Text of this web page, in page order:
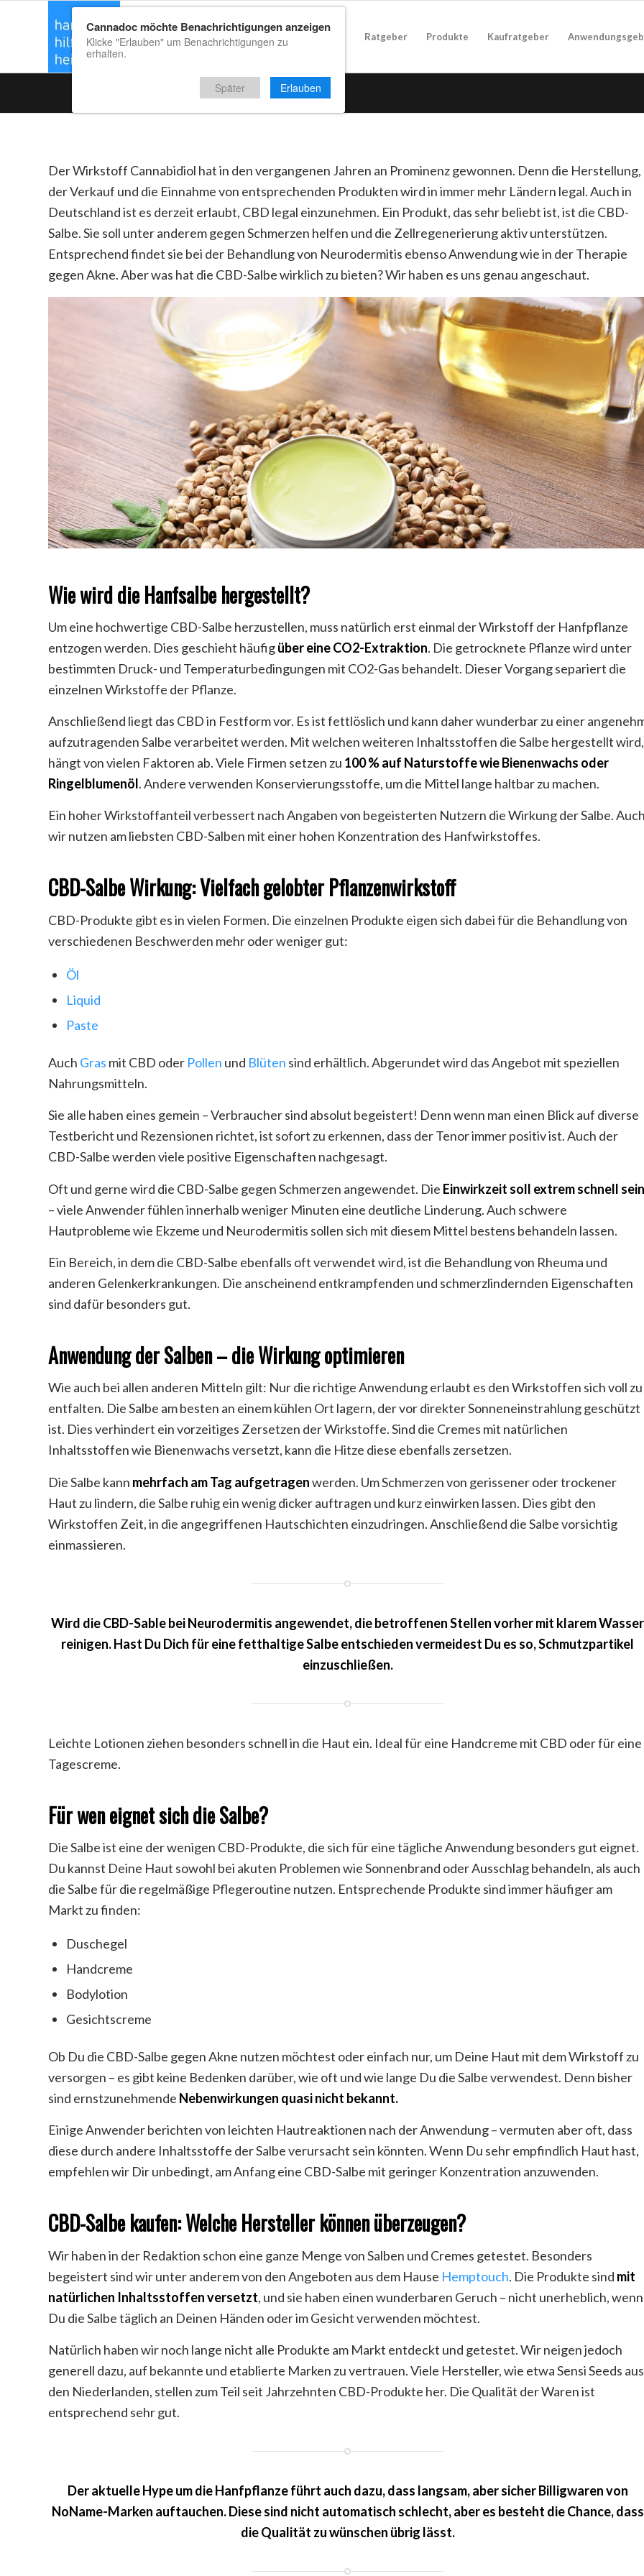
CBD Kaufratgeber Ratgeber Produkte Kaufratgeber
Der Wirkstoff Cannabidiol hat in den vergangenen Jahren an Prominenz gewonnen. Denn die Herstellung,
der Verkauf und die Einnahme von entsprechenden Produkten wird in immer mehr Ländern legal. Auch in
Deutschland ist es derzeit erlaubt, CBD legal einzunehmen. Ein Produkt, das sehr beliebt ist, ist die CBD-
Salbe. Sie soll unter anderem gegen Schmerzen helfen und die Zellregenerierung aktiv unterstützen.
Entsprechend findet sie bei der Behandlung von Neurodermitis ebenso Anwendung wie in der Therapie
gegen Akne. Aber was hat die CBD-Salbe wirklich zu bieten? Wir haben es uns genau angeschaut.
Wie wird die Hanfsalbe hergestellt?
Um eine hochwertige CBD-Salbe herzustellen, muss natürlich erst einmal der Wirkstoff der Hanfpflanze
entzogen werden. Dies geschieht häufigüber eine CO2-Extraktion. Die getrocknete Pflanze wird unter
bestimmten Druck- und Temperaturbedingungen mit CO2-Gas behandelt. Dieser Vorgang separiert die
einzelnen Wirkstoffe der Pflanze.
Anschließend liegt das CBD in Festform vor. Es ist fettlöslich und kann daher wunderbar zu einer
aufzutragenden Salbe verarbeitet werden. Mit welchen weiteren Inhaltsstoffen die Salbe hergestellt wird,
hängt von vielen Faktoren ab. Viele Firmen setzen zu 100 % auf Naturstoffe wie Bienenwachs oder
Ringelblumenöl. Andere verwenden Konservierungsstoffe, um die Mittel lange haltbar zu machen.
Ein hoher Wirkstoffanteil verbessert nach Angaben von begeisterten Nutzern die Wirkung der Salbe.
wir nutzen am liebsten CBD-Salben mit einer hohen Konzentration des Hanfwirkstoffes.
CBD-Salbe Wirkung: Vielfach gelobter Pflanzenwirkstoff
CBD-Produkte gibt es in vielen Formen. Die einzelnen Produkte eigen sich dabei für die Behandlung von
verschiedenen Beschwerden mehr oder weniger gut:
Öl
Liquid
Paste
Auch Gras mit CBD oder Pollen und Blüten sind erhältlich. Abgerundet wird das Angebot mit speziellen
Nahrungsmitteln.
Sie alle haben eines gemein – Verbraucher sind absolut begeistert! Denn wenn man einen Blick auf diverse
Testbericht und Rezensionen richtet, ist sofort zu erkennen, dass der Tenor immer positiv ist. Auch der
CBD-Salbe werden viele positive Eigenschaften nachgesagt.
Oft und gerne wird die CBD-Salbe gegen Schmerzen angewendet. Die Einwirkzeit soll extrem schnell sein
– viele Anwender fühlen innerhalb weniger Minuten eine deutliche Linderung. Auch schwere
Hautprobleme wie Ekzeme und Neurodermitis sollen sich mit diesem Mittel bestens behandeln lassen.
Ein Bereich, in dem die CBD-Salbe ebenfalls oft verwendet wird, ist die Behandlung von Rheuma und
anderen Gelenkerkrankungen. Die anscheinend entkrampfenden und schmerzlindernden Eigenschaften
sind dafür besonders gut.
Anwendung der Salben – die Wirkung optimieren
Wie auch bei allen anderen Mitteln gilt: Nur die richtige Anwendung erlaubt es den Wirkstoffen sich voll zu
entfalten. Die Salbe am besten an einem kühlen Ort lagern, der vor direkter Sonneneinstrahlung geschützt
ist. Dies verhindert ein vorzeitiges Zersetzen der Wirkstoffe. Sind die Cremes mit natürlichen
Inhaltsstoffen wie Bienenwachs versetzt, kann die Hitze diese ebenfalls zersetzen.
Die Salbe kann mehrfach am Tag aufgetragenwerden. Um Schmerzen von gerissener oder trockener
Haut zu lindern, die Salbe ruhig ein wenig dicker auftragen und kurz einwirken lassen. Dies gibt den
Wirkstoffen Zeit, in die angegriffenen Hautschichten einzudringen. Anschließend die Salbe vorsichtig
einmassieren.
Wird die CBD-Sable bei Neurodermitis angewendet, die betroffenen Stellen vorher mit klarem Wasser
reinigen. Hast Du Dich für eine fetthaltige Salbe entschieden vermeidest Du es so, Schmutzpartikel
einzuschließen.
Leichte Lotionen ziehen besonders schnell in die Haut ein. Ideal für eine Handcreme mit CBD oder für eine
Tagescreme.
Für wen eignet sich die Salbe?
Die Salbe ist eine der wenigen CBD-Produkte, die sich für eine tägliche Anwendung besonders gut eignet.
Du kannst Deine Haut sowohl bei akuten Problemen wie Sonnenbrand oder Ausschlag behandeln, als auch
die Salbe für die regelmäßige Pflegeroutine nutzen. Entsprechende Produkte sind immer häufiger am
Markt zu finden:
Duschegel
Handcreme
Bodylotion
Gesichtscreme
Ob Du die CBD-Salbe gegen Akne nutzen möchtest oder einfach nur, um Deine Haut mit dem Wirkstoff zu
versorgen – es gibt keine Bedenken darüber, wie oft und wie lange Du die Salbe verwendest. Denn bisher
sind ernstzunehmende Nebenwirkungen quasi nicht bekannt.
Einige Anwender berichten von leichten Hautreaktionen nach der Anwendung – vermuten aber oft, dass
diese durch andere Inhaltsstoffe der Salbe verursacht sein könnten. Wenn Du sehr empfindlich Haut hast,
empfehlen wir Dir unbedingt, am Anfang eine CBD-Salbe mit geringer Konzentration anzuwenden.
CBD-Salbe kaufen: Welche Hersteller können überzeugen?
Wir haben in der Redaktion schon eine ganze Menge von Salben und Cremes getestet. Besonders
begeistert sind wir unter anderem von den Angeboten aus dem Hause Hemptouch. Die Produkte sind mit
natürlichen Inhaltsstoffen versetzt, und sie haben einen wunderbaren Geruch – nicht unerheblich, wenn
Du die Salbe täglich an Deinen Händen oder im Gesicht verwenden möchtest.
Natürlich haben wir noch lange nicht alle Produkte am Markt entdeckt und getestet. Wir neigen jedoch
generell dazu, auf bekannte und etablierte Marken zu vertrauen. Viele Hersteller, wie etwa Sensi Seeds aus
den Niederlanden, stellen zum Teil seit Jahrzehnten CBD-Produkte her. Die Qualität der Waren ist
entsprechend sehr gut.
Der aktuelle Hype um die Hanfpflanze führt auch dazu, dass langsam, aber sicher Billigwaren von
NoName-Marken auftauchen. Diese sind nicht automatisch schlecht, aber es besteht die Chance, dass
die Qualität zu wünschen übrig lässt.
Cannadoc möchte Benachrichtigungen anzeigen
Klicke "Erlauben" um Benachrichtigungen zu
erhalten.
Später Erlauben